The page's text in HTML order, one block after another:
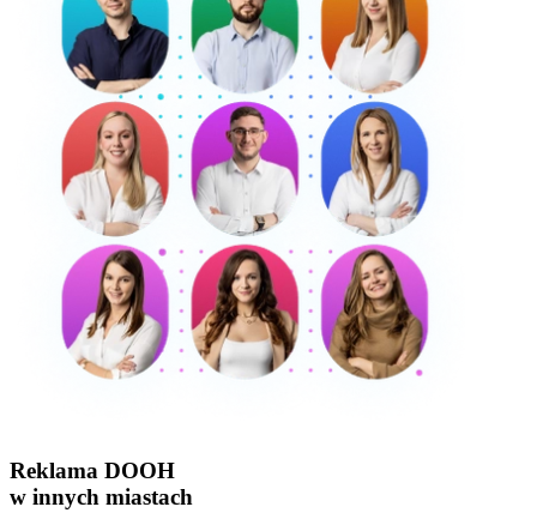
Reklama DOOH
w innych miastach